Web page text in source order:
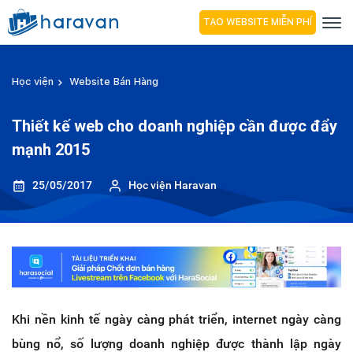
TẠO WEBSITE MIỄN PHÍ
Học viện Website Bán Hàng
Thiết kế web cho doanh nghiệp cần được đẩy
mạnh 2015
25/05/2017 Học viện Haravan
Khi nền kinh tế ngày càng phát triển, internet ngày càng
bùng nổ, số lượng doanh nghiệp được thành lập ngày